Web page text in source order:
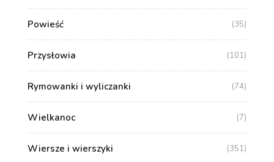
Powieść (35)
Przysłowia (101)
Rymowanki i wyliczanki (74)
Wielkanoc (7)
Wiersze i wierszyki (351)